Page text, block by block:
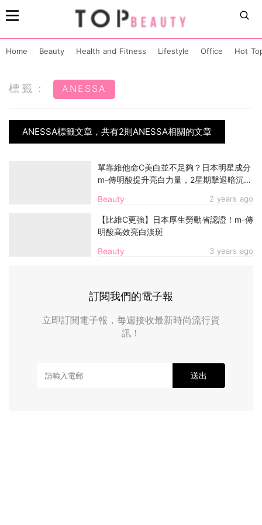
Home Beauty Health and Fitness Lifestyle Office Hot
標籤： ANESSA
ANESSA標籤文章，共有2則ANESSA相關的文章
Beauty 2 years ago
單靠維他命C美白並不足夠？日本明星成分
m-傳明酸提升亮白力量，2星期擊退暗沉色
Beauty 3 years ago
【比維C更強】日本厚生勞動省認證！m-傳
明酸高效亮白淡斑
訂閱我們的電子報
立即訂閱電子報，每週接收最新時尚流行資
訊！
送出